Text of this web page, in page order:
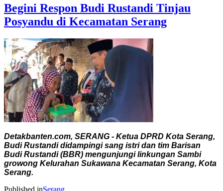
Begini Respon Budi Rustandi Tinjau
Posyandu di Kecamatan Serang
Detakbanten.com, SERANG - Ketua DPRD Kota Serang,
Budi Rustandi didampingi sang istri dan tim Barisan
Budi Rustandi (BBR) mengunjungi linkungan Sambi
growong Kelurahan Sukawana Kecamatan Serang, Kota
Serang.